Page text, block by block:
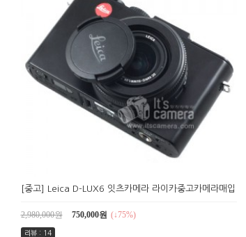
[중고] Leica D-LUX6 잇츠카메라 라이카중고카메라매입
2,980,000원 750,000원 (↓75%)
리뷰 : 14